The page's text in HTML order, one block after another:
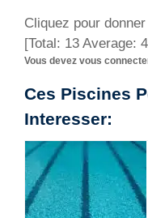
Cliquez pour
[Total: 13 Average:
Vous devez vous
Ces Piscines
Interesser: